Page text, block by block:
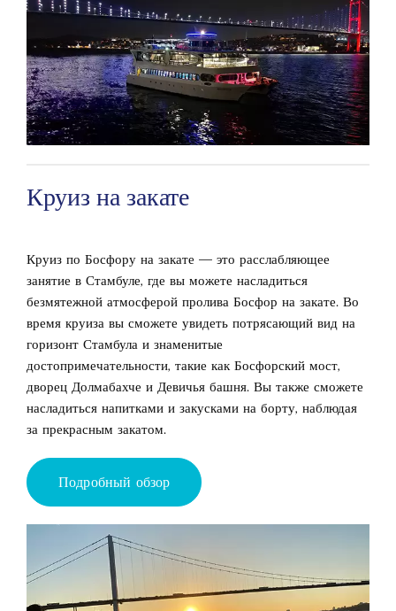
Круиз на закате
Круиз по Босфору на закате — это расслабляющее
занятие в Стамбуле, где вы можете насладиться
безмятежной атмосферой пролива Босфор на закате. Во
время круиза вы сможете увидеть потрясающий вид на
горизонт Стамбула и знаменитые
достопримечательности, такие как Босфорский мост,
дворец Долмабахче и Девичья башня. Вы также сможете
насладиться напитками и закусками на борту, наблюдая
за прекрасным закатом.
Подробный обзор